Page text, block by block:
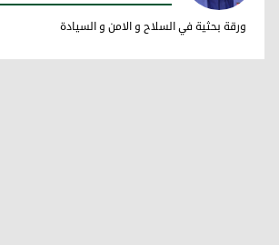
فاضل ميراني
ورقة بحثية في السلاح و الامن و السيادة